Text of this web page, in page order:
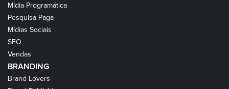
Mídia Programática
Pesquisa Paga
Mídias Sociais
SEO
Vendas
BRANDING
Brand Lovers